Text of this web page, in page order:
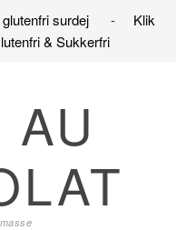
surdej - Klik
& Sukkerfri